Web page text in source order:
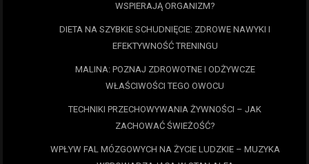
WSPIERAJĄ ORGANIZM?
DIETA NA SZYBKIE SCHUDNIĘCIE: ZDROWE NAWYKI I
EFEKTYWNOŚĆ TRENINGU
MALINA: POZNAJ ZDROWOTNE I ODŻYWCZE
WŁAŚCIWOŚCI TEGO OWOCU
TECHNIKI PRZECHOWYWANIA ŻYWNOŚCI – JAK
ZACHOWAĆ ŚWIEŻOŚĆ?
WPŁYW FAL MÓZGOWYCH NA ŻYCIE LUDZKIE – MUZYKA